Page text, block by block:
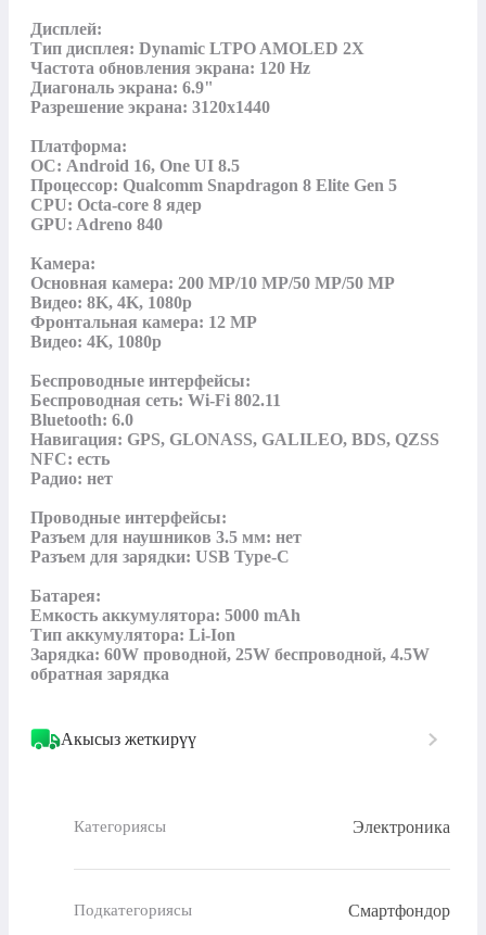
Дисплей:
Тип дисплея: Dynamic LTPO AMOLED 2X
Частота обновления экрана: 120 Hz
Диагональ экрана: 6.9"
Разрешение экрана: 3120х1440
Платформа:
ОС: Android 16, One UI 8.5
Процессор: Qualcomm Snapdragon 8 Elite Gen 5
CPU: Octa-core 8 ядер
GPU: Adreno 840
Камера:
Основная камера: 200 MP/10 MP/50 MP/50 MP
Видео: 8K, 4K, 1080p
Фронтальная камера: 12 MP
Видео: 4K, 1080p
Беспроводные интерфейсы:
Беспроводная сеть: Wi-Fi 802.11
Bluetooth: 6.0
Навигация: GPS, GLONASS, GALILEO, BDS, QZSS
NFC: есть
Радио: нет
Проводные интерфейсы:
Разъем для наушников 3.5 мм: нет
Разъем для зарядки: USB Type-C
Батарея:
Емкость аккумулятора: 5000 mAh
Тип аккумулятора: Li-Ion
Зарядка: 60W проводной, 25W беспроводной, 4.5W
обратная зарядка
Акысыз жеткирүү
Категориясы Электроника
Подкатегориясы Смартфондор